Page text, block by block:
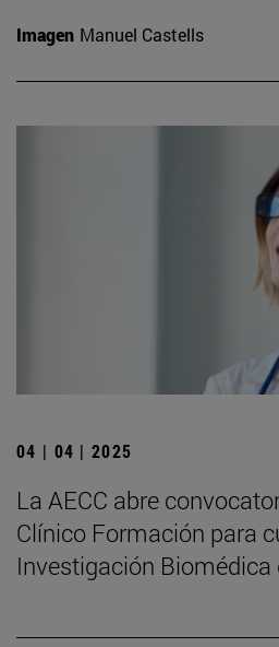
Imagen Manuel Castells
04 | 04 | 2025
La AECC abre
Clínico Formación para
Investigación Biomédica